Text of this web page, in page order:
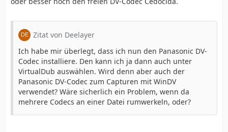
Zitat von Deelayer
Ich habe mir überlegt, dass ich nun den Panasonic DV-
Codec installiere. Den kann ich ja dann auch unter
VirtualDub auswählen. Wird denn aber auch der
Panasonic DV-Codec zum Capturen mit WinDV
verwendet? Wäre sicherlich ein Problem, wenn da
mehrere Codecs an einer Datei rumwerkeln, oder?